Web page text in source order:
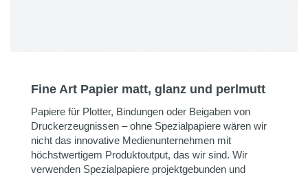
Fine Art Papier matt, glanz und perlmutt
Papiere für Plotter, Bindungen oder Beigaben von
Druckerzeugnissen – ohne Spezialpapiere wären wir
nicht das innovative Medienunternehmen mit
höchstwertigem Produktoutput, das wir sind. Wir
verwenden Spezialpapiere projektgebunden und